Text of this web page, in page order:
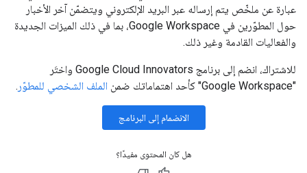
عبارة عن ملخّص يتم إرساله عبر البريد الإلكتروني ويتضمّن آخر الأخبار
حول المطوّرين في Google Workspace، بما في ذلك الميزات الجديدة
والفعاليات القادمة وغير ذلك.
للاشتراك، انضم إلى برنامج Google Cloud Innovators واختَر
"Google Workspace" كأحد اهتماماتك ضمن
الملف الشخصي للمطوّر .
الانضمام إلى البرنامج
هل كان المحتوى مفيدًا؟